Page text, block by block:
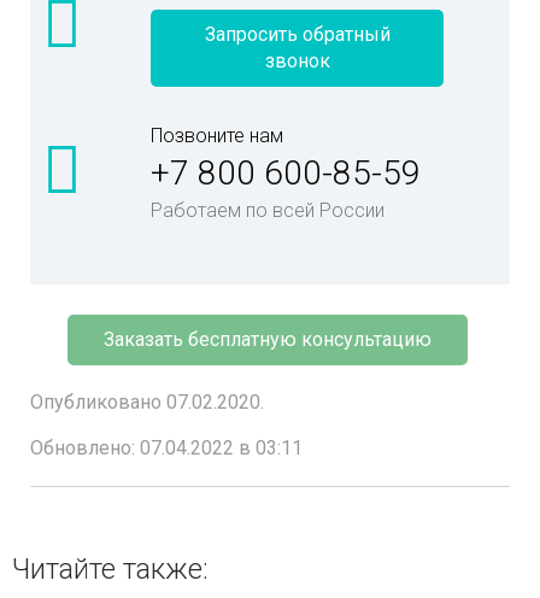
Запросить обратный
звонок
Позвоните нам
+7 800 600-85-59
Работаем по всей России
Заказать бесплатную консультацию
Опубликовано 07.02.2020.
Обновлено: 07.04.2022 в 03:11
Читайте также: